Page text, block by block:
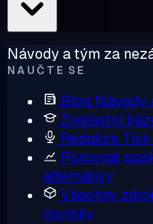
Návody a tým za
NAUČTE SE
Blog Návody
Znalostní
Redakce
Porovnat
alternativy
Všechny
novinky